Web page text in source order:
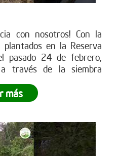
con nosotros! Con la
plantados en la Reserva
pasado 24 de febrero,
través de la siembra
planeta.¿Listo para dejar
este movimiento verde y
más información sobre
www.reddearboles.org
más